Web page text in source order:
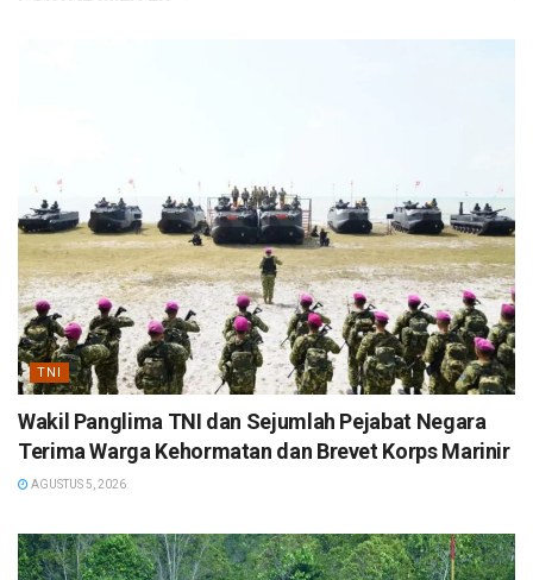
TNI
Wakil Panglima TNI dan Sejumlah Pejabat Negara
Terima Warga Kehormatan dan Brevet Korps Marinir
AGUSTUS 5, 2026